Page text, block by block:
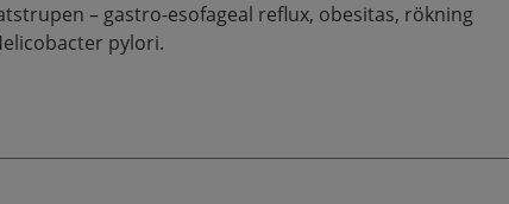
– gastro-esofageal reflux, obesitas, rökning
pylori.